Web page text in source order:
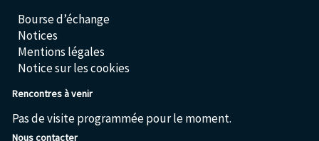
Bourse d’échange
Notices
Mentions légales
Notice sur les cookies
Rencontres à venir
Pas de visite programmée pour le moment.
Nous contacter